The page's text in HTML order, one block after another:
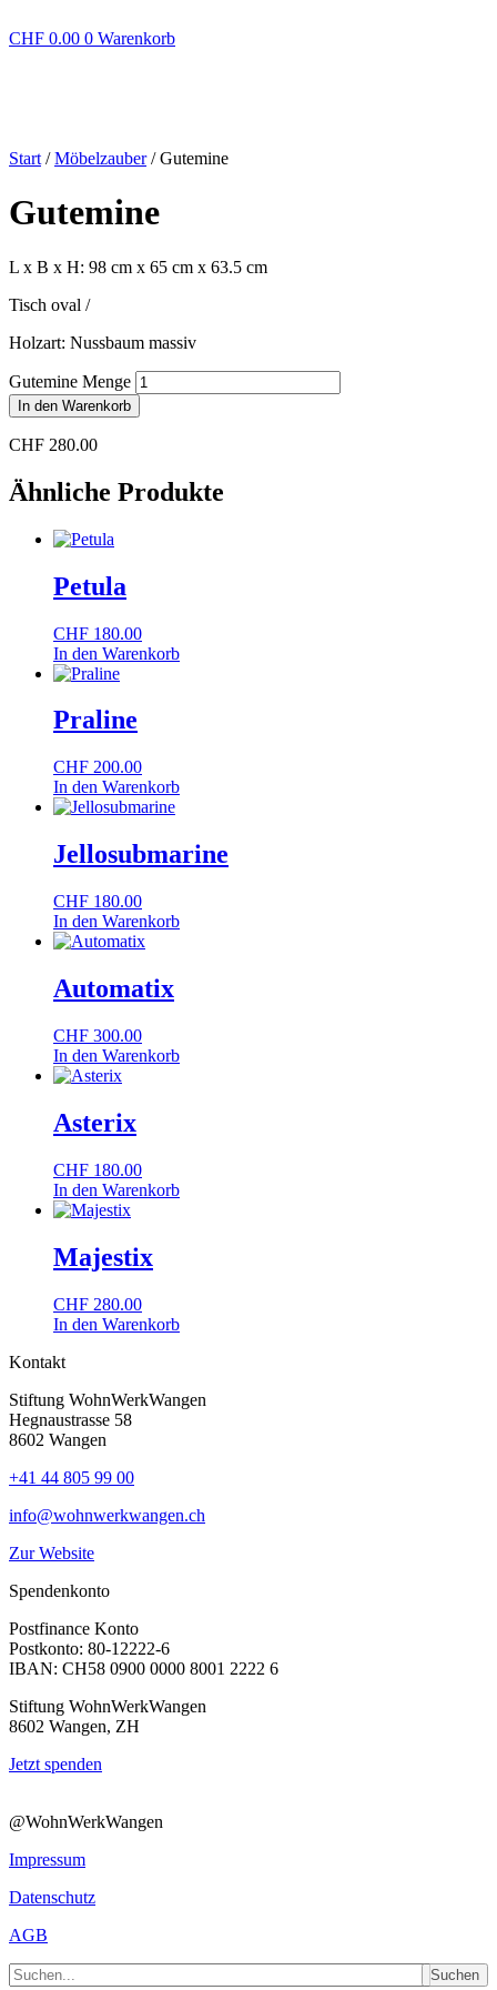
Bodenwischer
Körbe
Servierbretter
Zeinen
Falthandtuch
Haushaltspapier
Frühling
Sommer
Herbst
Winter
CHF 0.00 0 Warenkorb
Start /Möbelzauber/ Gutemine
Gutemine
L x B x H: 98 cm x 65 cm x 63.5 cm
Tisch oval /
Holzart: Nussbaum massiv
Gutemine Menge
In den Warenkorb
CHF 280.00
Ähnliche Produkte
Petula
CHF 180.00
In den Warenkorb
Praline
CHF 200.00
In den Warenkorb
Jellosubmarine
CHF 180.00
In den Warenkorb
Automatix
CHF 300.00
In den Warenkorb
Asterix
CHF 180.00
In den Warenkorb
Majestix
CHF 280.00
In den Warenkorb
Kontakt
Stiftung WohnWerkWangen
Hegnaustrasse 58
8602 Wangen
+41 44 805 99 00
info@wohnwerkwangen.ch
Zur Website
Spendenkonto
Postfinance Konto
Postkonto: 80-12222-6
IBAN: CH58 0900 0000 8001 2222 6
Stiftung WohnWerkWangen
8602 Wangen, ZH
Jetzt spenden
@WohnWerkWangen
Impressum
Datenschutz
AGB
Suchen